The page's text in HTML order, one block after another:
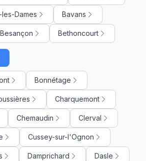
les-Dames Bavans
Besançon Bethoncourt
Bonnétage
Charquemont
Chemaudin Clerval
Cussey-sur-l'Ognon
Damprichard Dasle